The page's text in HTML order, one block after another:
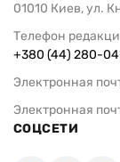
01010 Киев, ул.
Телефон
+380 (44) 280-
Электронная
Электронная
СОЦСЕТИ